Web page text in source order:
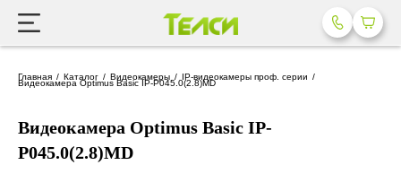
Главная Каталог Видеокамеры IP-видеокамеры проф. серии
Видеокамера Optimus Basic IP-P045.0(2.8)MD
Видеокамера Optimus Basic IP-
P045.0(2.8)MD